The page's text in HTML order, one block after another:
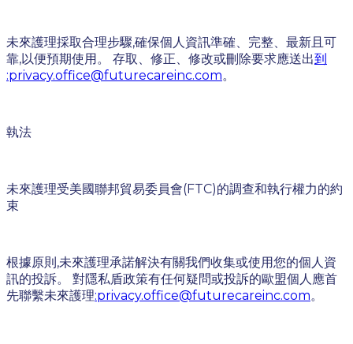
未來護理採取合理步驟,確保個人資訊準確、完整、最新且可
靠,以便預期使用。 存取、修正、修改或刪除要求應送出到
:privacy.office@futurecareinc.com。
執法
未來護理受美國聯邦貿易委員會(FTC)的調查和執行權力的約
束
根據原則,未來護理承諾解決有關我們收集或使用您的個人資
訊的投訴。 對隱私盾政策有任何疑問或投訴的歐盟個人應首
先聯繫未來護理:privacy.office@futurecareinc.com。